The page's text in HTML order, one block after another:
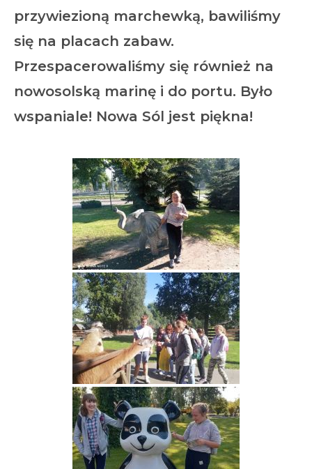
przywiezioną marchewką, bawiliśmy
się na placach zabaw.
Przespacerowaliśmy się również na
nowosolską marinę i do portu. Było
wspaniale! Nowa Sól jest piękna!